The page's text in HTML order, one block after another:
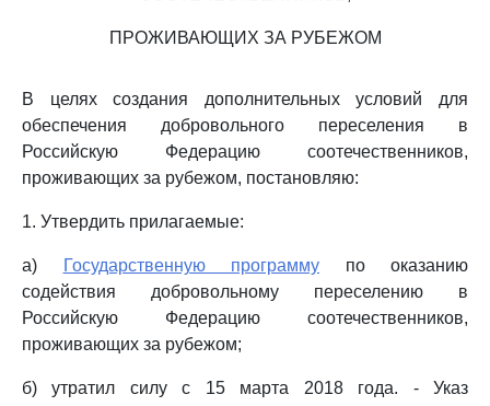
ПРОЖИВАЮЩИХ ЗА РУБЕЖОМ
В целях создания дополнительных условий для
обеспечения добровольного переселения в
Российскую Федерацию соотечественников,
проживающих за рубежом, постановляю:
1. Утвердить прилагаемые:
а) Государственную программу по оказанию
содействия добровольному переселению в
Российскую Федерацию соотечественников,
проживающих за рубежом;
б) утратил силу с 15 марта 2018 года. - Указ